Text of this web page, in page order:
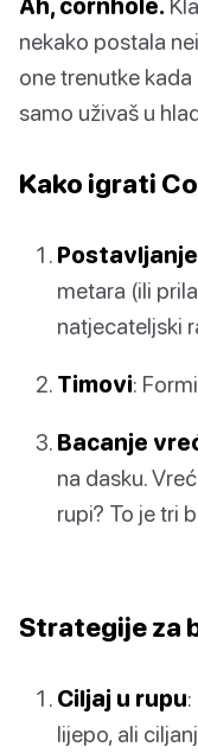
Ah, cornhole.
nekako postala
one trenutke
samo uživaš u
Kako igrati
Postavljanje
metara (ili
natjecateljski
Timovi:
Bacanje
na dasku.
rupi? To je tri
Strategije za
Ciljaj u rupu
lijepo, ali